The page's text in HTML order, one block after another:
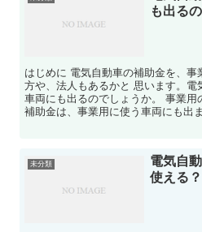
も出る
はじめに 電気自動車の補助金を、
方や、法人もあるかと 思います。
車両にも出るのでしょうか。 事業
補助金は、事業用に使う車両にも出
未分類
電気自
使える？